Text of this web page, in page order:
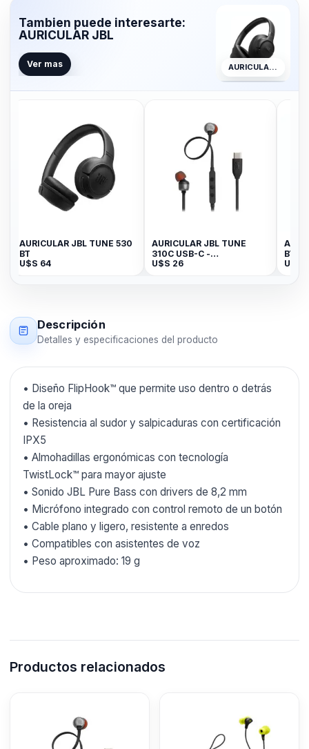
Tambien puede interesarte:
AURICULAR JBL
Ver mas AURICULAR JBL
AURICULAR JBL TUNE 530
BT
U$S 64
AURICULAR JBL TUNE
310C USB-C -
JBLT310CBLKAM
U$S 26
BT
U$S
Descripción
Detalles y especificaciones del producto
• Diseño FlipHook™ que permite uso dentro o detrás
de la oreja
• Resistencia al sudor y salpicaduras con certificación
IPX5
• Almohadillas ergonómicas con tecnología
TwistLock™ para mayor ajuste
• Sonido JBL Pure Bass con drivers de 8,2 mm
• Micrófono integrado con control remoto de un botón
• Cable plano y ligero, resistente a enredos
• Compatibles con asistentes de voz
• Peso aproximado: 19 g
Productos relacionados